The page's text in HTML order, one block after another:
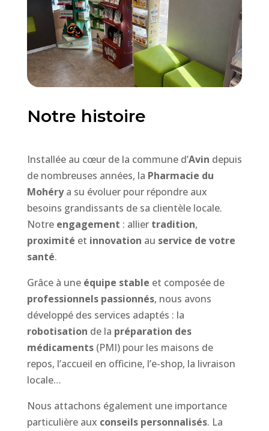
Notre histoire
Installée au cœur de la commune d’Avin depuis
de nombreuses années, la Pharmacie du
Mohérya su évoluer pour répondre aux
besoins grandissants de sa clientèle locale.
Notre engagement : allier tradition,
proximité et innovation au service de votre
santé.
Grâce à une équipe stable et composée de
professionnels passionnés, nous avons
développé des services adaptés : la
robotisation de la préparation des
médicaments(PMI) pour les maisons de
repos, l’accueil en officine, l’e-shop, la livraison
locale…
Nous attachons également une importance
particulière aux conseils personnalisés. La